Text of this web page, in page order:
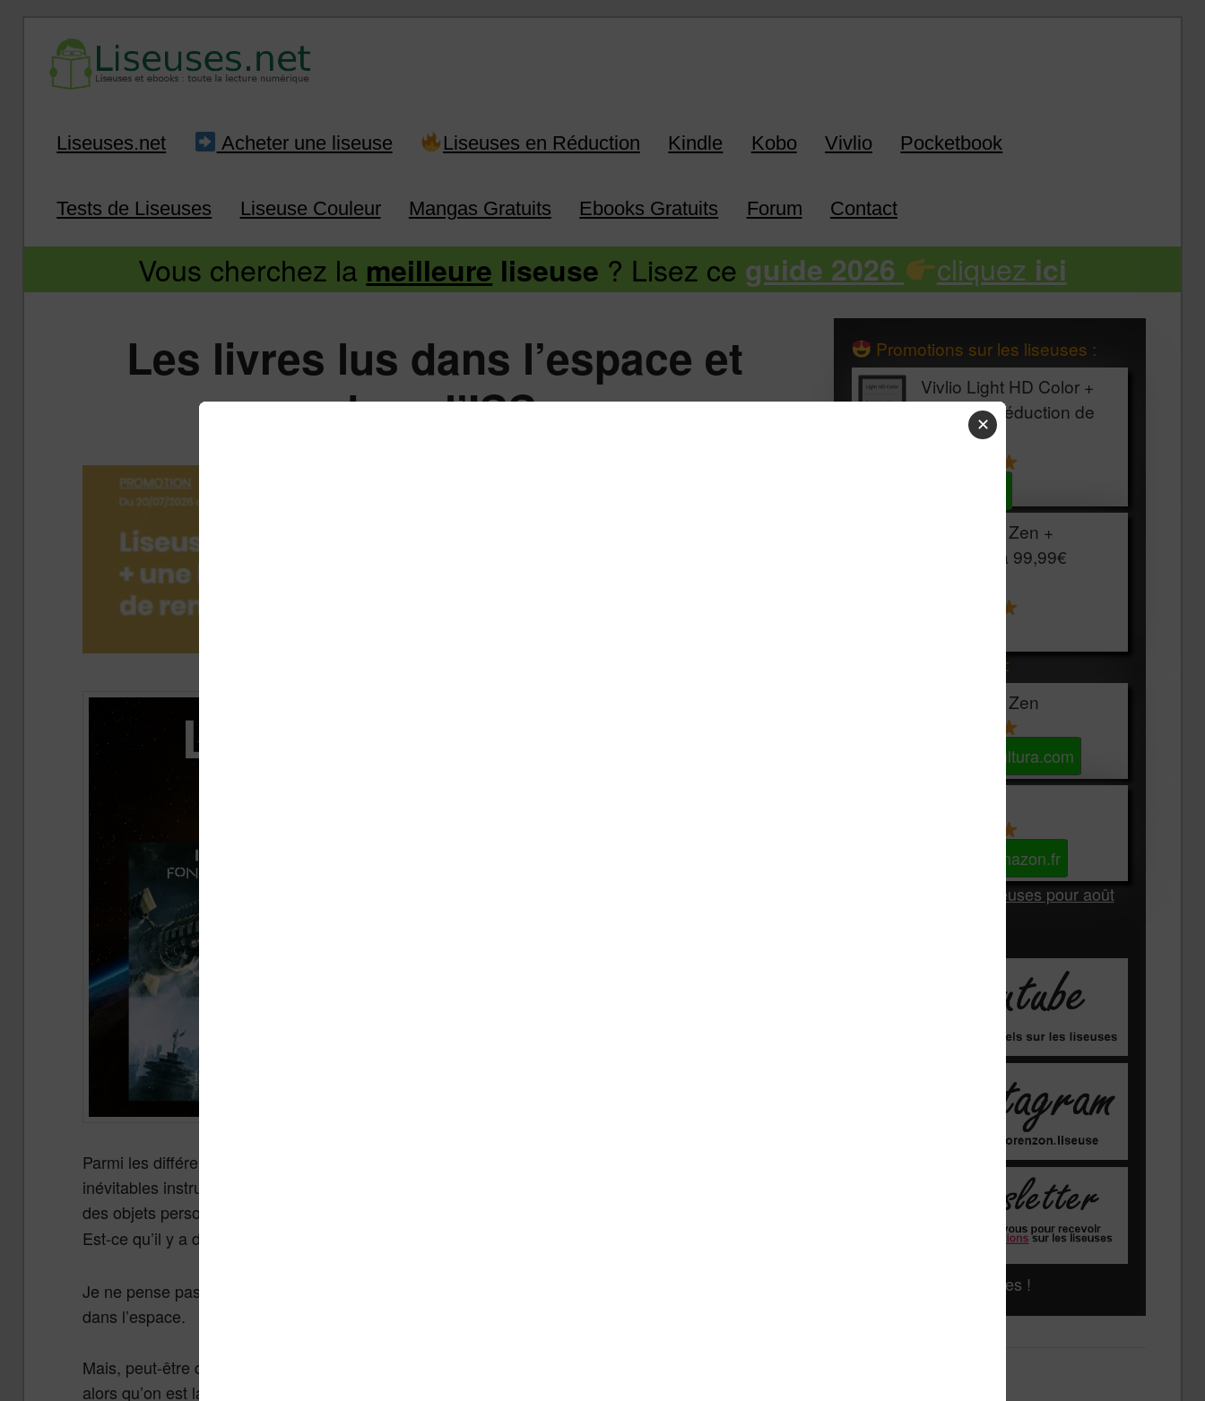
Infos sur les liseuses Kindle, Kobo, Vivlio, Pocketbook
Liseuses.net Acheter une liseuse Liseuses en Réduction Kindle Kobo Vivlio Pocketbook
Tests de Liseuses Liseuse Couleur Mangas Gratuits Ebooks Gratuits Forum Contact
Vous cherchez la meilleure liseuse ? Lisez ce guide 2026 cliquez ici
Les livres lus dans l’espace et
dans l’ISS
Parmi les différentes choses qu’un astronaute peut amener dans l’espace, on retrouve les
inévitables instruments et équipements de travail (dont la montre), mais aussi des vêtements et
des objets personnels. Mais
Est-ce qu’il y a de
Je ne pense pas que les astronautes aient beaucoup de temps libre lorsqu’ils sont en mission
dans l’espace.
Mais, peut-être que quelques minutes de lecture peuvent être un bon moyen de décompresser
alors qu’on est la tête en bas à quelques kilomètres de la Terre…
Promotions sur les liseuses :
Vivlio Light HD Color +
HOUSSE réduction de
Vivlio Light Zen +
HOUSSE à 99,99€
Les accessibles :
Vivlio Light Zen
Voir sur Cultura.com
Voir sur Amazon.fr
Les Meilleures liseuses pour août
Liseuses pas chères !
✕